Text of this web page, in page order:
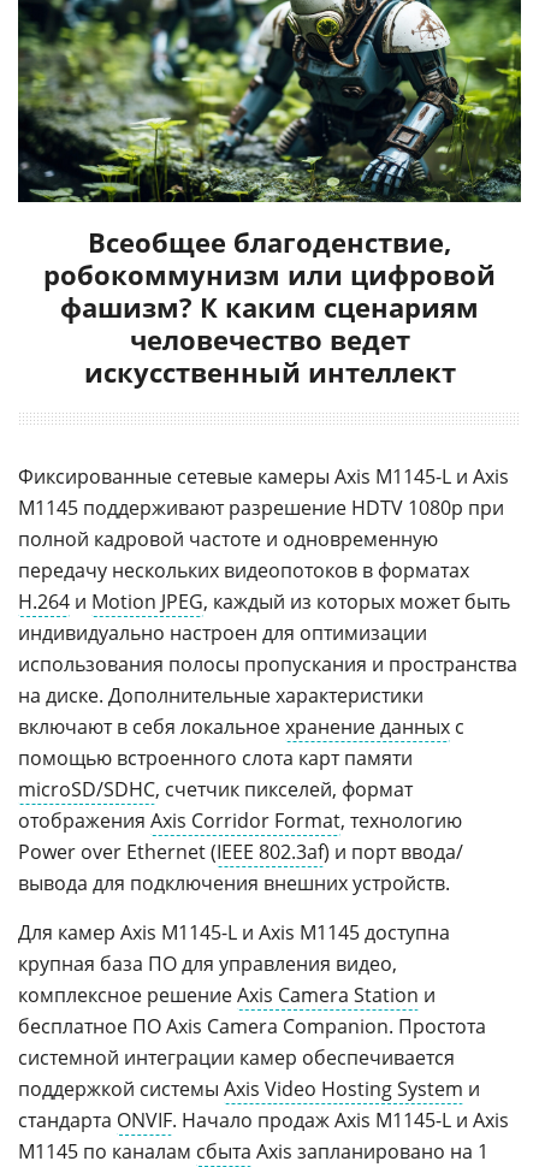
Всеобщее благоденствие,
робокоммунизм или цифровой
фашизм? К каким сценариям
человечество ведет
искусственный интеллект
Фиксированные сетевые камеры Axis M1145-L и Axis
M1145 поддерживают разрешение HDTV 1080p при
полной кадровой частоте и одновременную
передачу нескольких видеопотоков в форматах
H.264 и Motion JPEG, каждый из которых может быть
индивидуально настроен для оптимизации
использования полосы пропускания и пространства
на диске. Дополнительные характеристики
включают в себя локальноехранение данных с
помощью встроенного слота карт памяти
microSD/SDHC, счетчик пикселей, формат
отображения Axis Corridor Format, технологию
Power over Ethernet (IEEE 802.3af) и порт ввода/
вывода для подключения внешних устройств.
Для камер Axis M1145-L и Axis M1145 доступна
крупная база ПО для управления видео,
комплексное решениеAxis Camera Station и
бесплатное ПО Axis Camera Companion. Простота
системной интеграции камер обеспечивается
поддержкой системы Axis Video Hosting System и
стандарта ONVIF. Начало продаж Axis M1145-L и Axis
M1145 по каналам сбыта Axis запланировано на 1